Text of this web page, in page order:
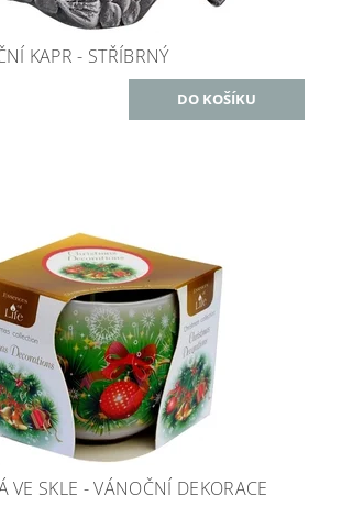
KAPR - STŘÍBRNÝ
VE SKLE - VÁNOČNÍ DEKORACE